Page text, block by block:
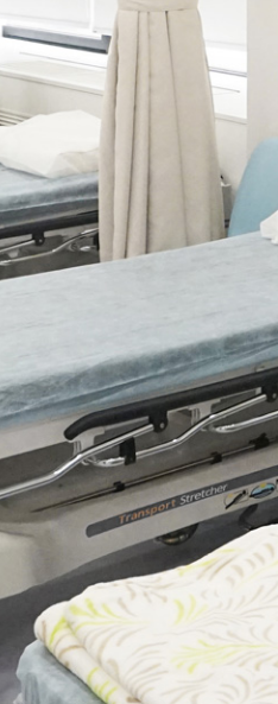
育服務
全的醫療服務，使夫婦